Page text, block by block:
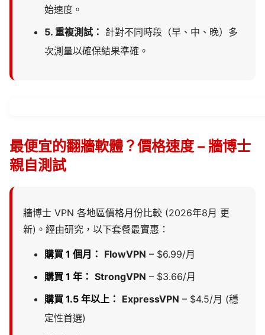
始速度。
5. 重複測試： 針對不同時段（早、中、晚）多
次測量以確保結果準確。
最便宜的翻牆軟體？價格速度 – 牆博士
親自測試
牆博士 VPN 各地區價格月份比較 (2026年8月 更
新)。經由研究，以下套餐最實惠：
購買 1 個月： FlowVPN – $6.99/月
購買 1 年： StrongVPN – $3.66/月
購買 1.5 年以上： ExpressVPN – $4.5/月 (穩
定性首選)